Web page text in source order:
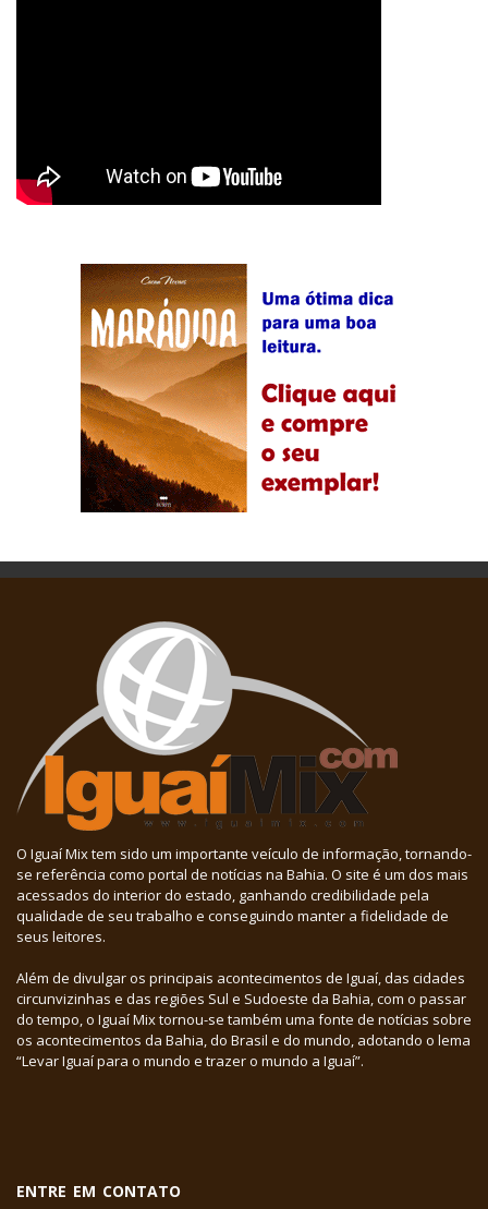
O Iguaí Mix tem sido um importante veículo de informação, tornando-
se referência como portal de notícias na Bahia. O site é um dos mais
acessados do interior do estado, ganhando credibilidade pela
qualidade de seu trabalho e conseguindo manter a fidelidade de
seus leitores.
Além de divulgar os principais acontecimentos de Iguaí, das cidades
circunvizinhas e das regiões Sul e Sudoeste da Bahia, com o passar
do tempo, o Iguaí Mix tornou-se também uma fonte de notícias sobre
os acontecimentos da Bahia, do Brasil e do mundo, adotando o lema
“Levar Iguaí para o mundo e trazer o mundo a Iguaí”.
ENTRE EM CONTATO